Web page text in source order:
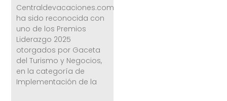
Centraldevacaciones.com
ha sido reconocida con
uno de los Premios
Liderazgo 2025
otorgados por Gaceta
del Turismo y Negocios,
en la categoría de
Implementación de la